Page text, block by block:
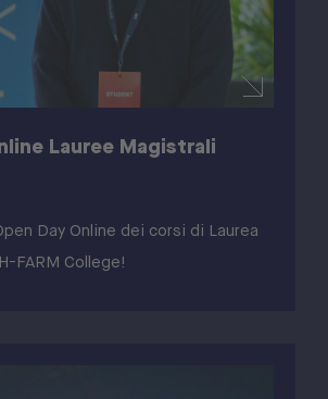
Lauree Magistrali
Day Online dei corsi di Laurea
FARM College!